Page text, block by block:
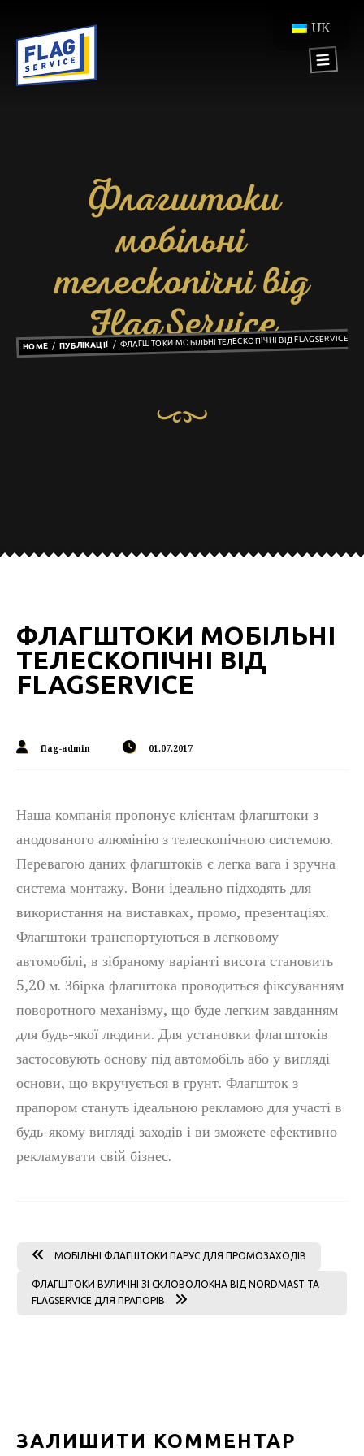
Флагштоки
мобільні
телескопічні від
FlagService
HOME ПУБЛІКАЦІЇ ФЛАГШТОКИ МОБІЛЬНІ ТЕЛЕСКОПІЧНІ ВІД FLAGSERVICE
ФЛАГШТОКИ МОБІЛЬНІ
ТЕЛЕСКОПІЧНІ ВІД
FLAGSERVICE
flag-admin 01.07.2017
Наша компанія пропонує клієнтам флагштоки з
анодованого алюмінію з телескопічною системою.
Перевагою даних флагштоків є легка вага і зручна
система монтажу. Вони ідеально підходять для
використання на виставках, промо, презентаціях.
Флагштоки транспортуються в легковому
автомобілі, в зібраному варіанті висота становить
5,20 м. Збірка флагштока проводиться фіксуванням
поворотного механізму, що буде легким завданням
для будь-якої людини. Для установки флагштоків
застосовують основу під автомобіль або у вигляді
основи, що вкручується в грунт. Флагшток з
прапором стануть ідеальною рекламою для участі в
будь-якому вигляді заходів і ви зможете ефективно
рекламувати свій бізнес.
МОБІЛЬНІ ФЛАГШТОКИ ПАРУС ДЛЯ ПРОМОЗАХОДІВ
ФЛАГШТОКИ ВУЛИЧНІ ЗІ СКЛОВОЛОКНА ВІД NORDMAST ТА
FLAGSERVICE ДЛЯ ПРАПОРІВ
ЗАЛИШИТИ КОММЕНТАР
UK